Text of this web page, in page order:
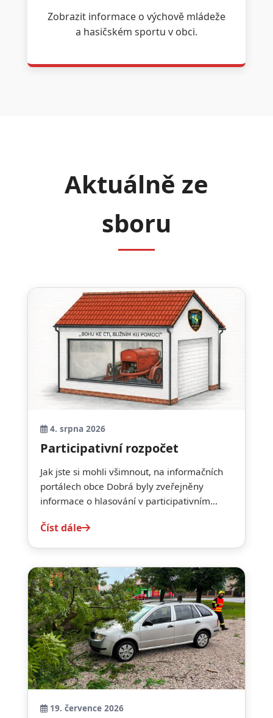
Zobrazit informace o výchově mládeže
a hasičském sportu v obci.
Aktuálně ze
sboru
4. srpna 2026
Participativní rozpočet
Jak jste si mohli všimnout, na informačních
portálech obce Dobrá byly zveřejněny
informace o hlasování v participativním...
Číst dále
19. července 2026